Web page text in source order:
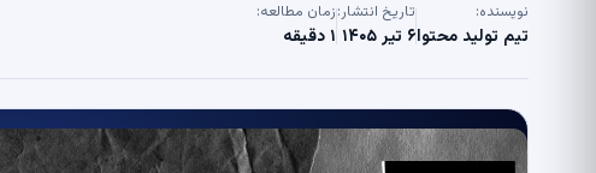
نویسنده:
تیم تولید محتوا
تاریخ انتشار:
۶ تیر ۱۴۰۵
زمان مطالعه:
۱ دقیقه